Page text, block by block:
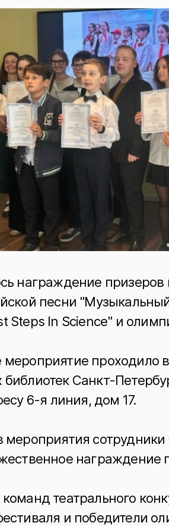
награждение
песни
Steps In Science" и
мероприятие проходило
библиотек Санкт-
6-я линия, дом 17.
мероприятия
награждение
театрального
и победители